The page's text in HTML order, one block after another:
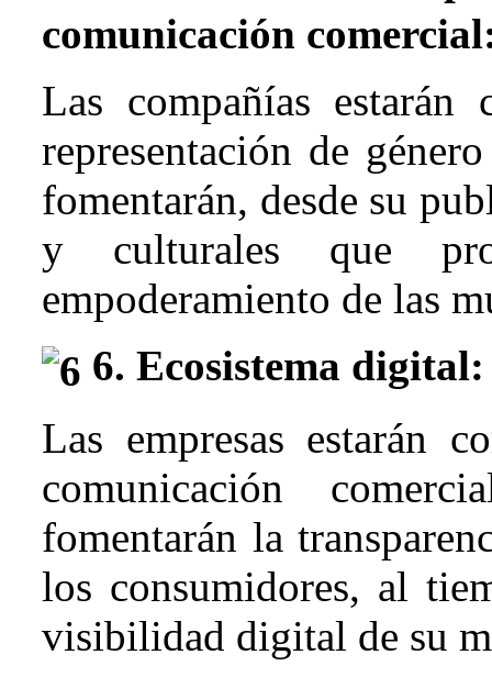
comunicación
Las compañías estarán
representación de
fomentarán, desde su
y culturales que
empoderamiento de las
6. Ecosistema digital:
Las empresas estarán
comunicación
fomentarán la
los consumidores, al
visibilidad digital de su